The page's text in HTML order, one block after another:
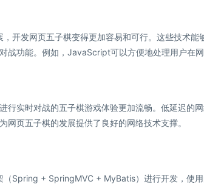
开发网页五子棋变得更加容易和可行。这些技术能
战功能。例如，JavaScript可以方便地处理用户在
行实时对战的五子棋游戏体验更加流畅。低延迟的
页五子棋的发展提供了良好的网络技术支撑。
Spring + SpringMVC + MyBatis）进行开发，使